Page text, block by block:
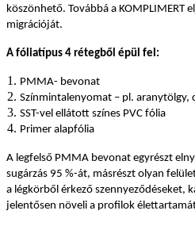
köszönhető. Továbbá a KOMPLIMERT
migrációját.
A fóliatípus 4 rétegből épül fel:
PMMA- bevonat
Színmintalenyomat – pl. aranytölgy,
SST-vel ellátott színes PVC fólia
Primer alapfólia
A legfelső PMMA bevonat egyrészt
sugárzás 95 %-át, másrészt olyan
a légkörből érkező szennyeződéseket,
jelentősen növeli a profilok